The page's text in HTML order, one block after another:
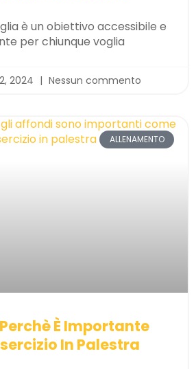
è un obiettivo accessibile e
per chiunque voglia
2024 Nessun commento
ALLENAMENTO
È Importante
In Palestra